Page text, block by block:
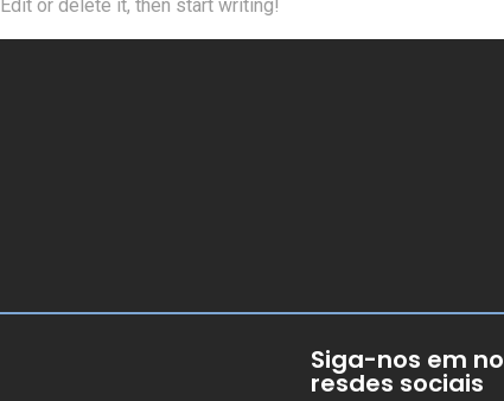
or delete it, then start writing!
Siga-nos em
resdes sociais